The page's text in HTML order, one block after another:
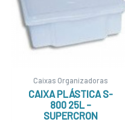
Caixas Organizadoras
CAIXA PLÁSTICA S-
800 25L –
SUPERCRON